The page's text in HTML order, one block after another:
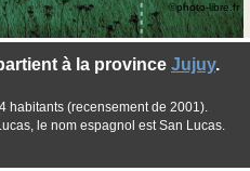
à la province Jujuy.
habitants (recensement de 2001).
le nom espagnol est San Lucas.
©photo-libre.fr